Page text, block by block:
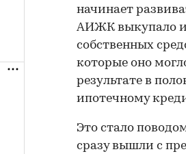
начинает
АИЖК выкупало
собственных
которые оно
результате в
ипотечному
Это стало
сразу вышли с